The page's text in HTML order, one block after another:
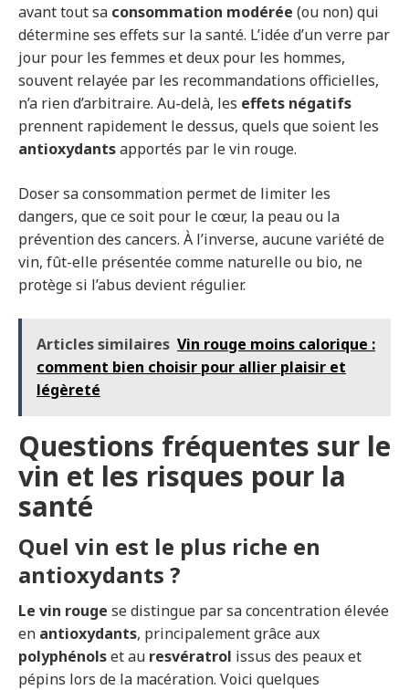
avant tout sa consommation modérée (ou non) qui
détermine ses effets sur la santé. L’idée d’un verre par
jour pour les femmes et deux pour les hommes,
souvent relayée par les recommandations officielles,
n’a rien d’arbitraire. Au-delà, les effets négatifs
prennent rapidement le dessus, quels que soient les
antioxydantsapportés par le vin rouge.
Doser sa consommation permet de limiter les
dangers, que ce soit pour le cœur, la peau ou la
prévention des cancers. À l’inverse, aucune variété de
vin, fût-elle présentée comme naturelle ou bio, ne
protège si l’abus devient régulier.
Articles similaires Vin rouge moins calorique :
comment bien choisir pour allier plaisir et
légèreté
Questions fréquentes sur le
vin et les risques pour la
santé
Quel vin est le plus riche en
antioxydants ?
Le vin rouge se distingue par sa concentration élevée
en antioxydants, principalement grâce aux
polyphénolset au resvératrol issus des peaux et
pépins lors de la macération. Voici quelques